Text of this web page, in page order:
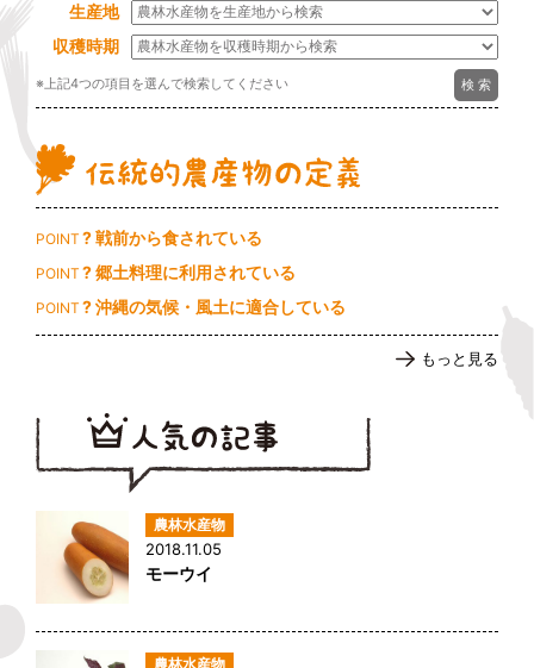
生産地
収穫時期
※上記4つの項目を選んで検索してください
POINT ? 戦前から食されている
POINT ? 郷土料理に利用されている
POINT ? 沖縄の気候・風土に適合している
もっと見る
2018.11.05
モーウイ